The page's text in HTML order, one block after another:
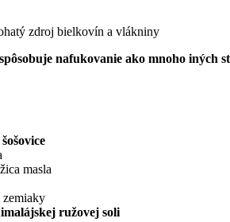
zdroj bielkovín a vlákniny
nafukovanie ako mnoho
masla
zemiaky
ružovej soli